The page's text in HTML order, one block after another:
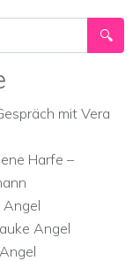
mit Vera
Harfe –
Angel